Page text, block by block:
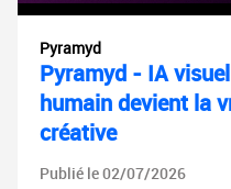
Pyramyd
Pyramyd - IA
humain devient la
créative
Publié le 02/07/2026